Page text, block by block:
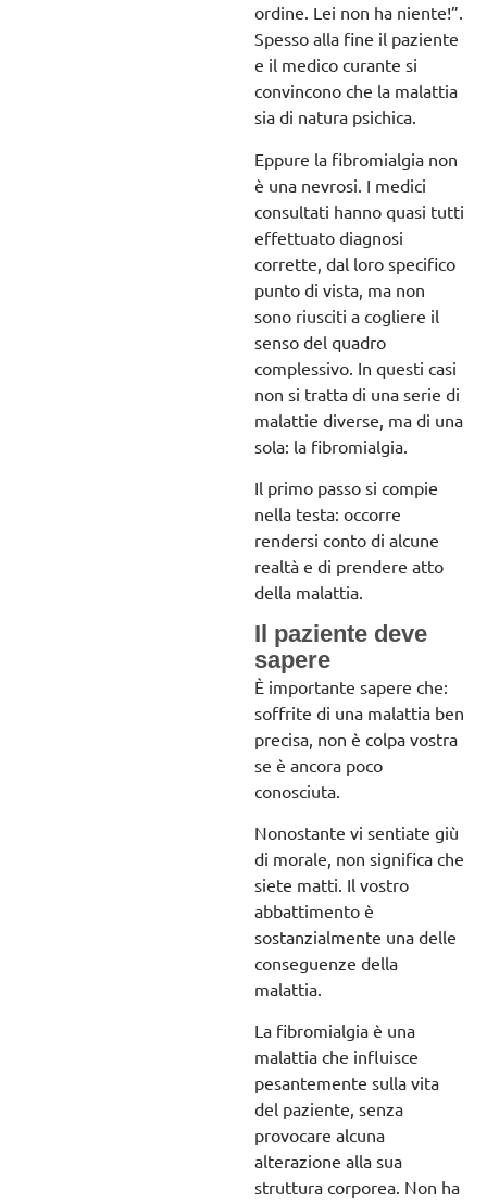
ordine. Lei non ha niente!”.
Spesso alla fine il paziente
e il medico curante si
convincono che la malattia
sia di natura psichica.
Eppure la fibromialgia non
è una nevrosi. I medici
consultati hanno quasi tutti
effettuato diagnosi
corrette, dal loro specifico
punto di vista, ma non
sono riusciti a cogliere il
senso del quadro
complessivo. In questi casi
non si tratta di una serie di
malattie diverse, ma di una
sola: la fibromialgia.
Il primo passo si compie
nella testa: occorre
rendersi conto di alcune
realtà e di prendere atto
della malattia.
Il paziente deve
sapere
È importante sapere che:
soffrite di una malattia ben
precisa, non è colpa vostra
se è ancora poco
conosciuta.
Nonostante vi sentiate giù
di morale, non significa che
siete matti. Il vostro
abbattimento è
sostanzialmente una delle
conseguenze della
malattia.
La fibromialgia è una
malattia che influisce
pesantemente sulla vita
del paziente, senza
provocare alcuna
alterazione alla sua
struttura corporea. Non ha